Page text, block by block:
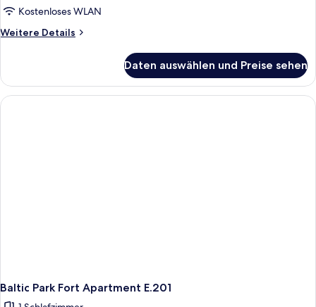
Kostenloses WLAN
Weitere Details
Weitere
Park
Fort
Apartment
Daten auswählen und Preise sehen
Baltic Park Fort Apartment E.201